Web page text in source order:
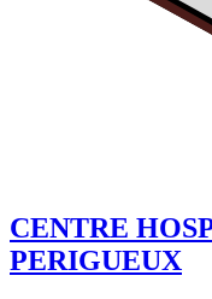
CENTRE
PERIGUEUX